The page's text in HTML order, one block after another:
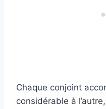
Chaque conjoint
considérable à